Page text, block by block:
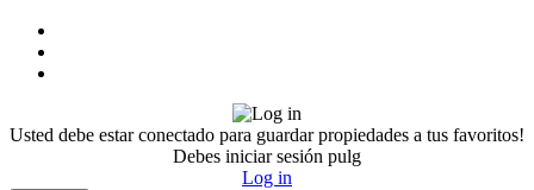
Usted debe estar conectado para guardar propiedades a tus favoritos!
Debes iniciar sesión pulg
Log in